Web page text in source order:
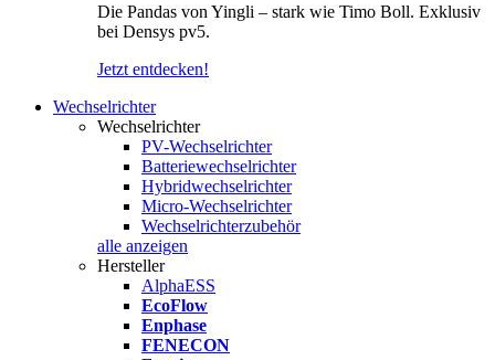
Die Pandas von Yingli – stark wie Timo Boll. Exklusiv
bei Densys pv5.
Jetzt entdecken!
Wechselrichter
Wechselrichter
PV-Wechselrichter
Batteriewechselrichter
Hybridwechselrichter
Micro-Wechselrichter
Wechselrichterzubehör
alle anzeigen
Hersteller
AlphaESS
EcoFlow
Enphase
FENECON